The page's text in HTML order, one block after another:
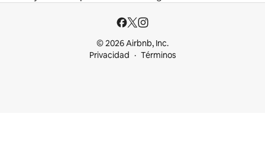
© 2026 Airbnb, Inc.
Privacidad
Términos